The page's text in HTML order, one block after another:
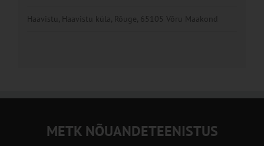
Haavistu, Haavistu küla, Rõuge, 65105 Võru Maakond
METK NÕUANDETEENISTUS